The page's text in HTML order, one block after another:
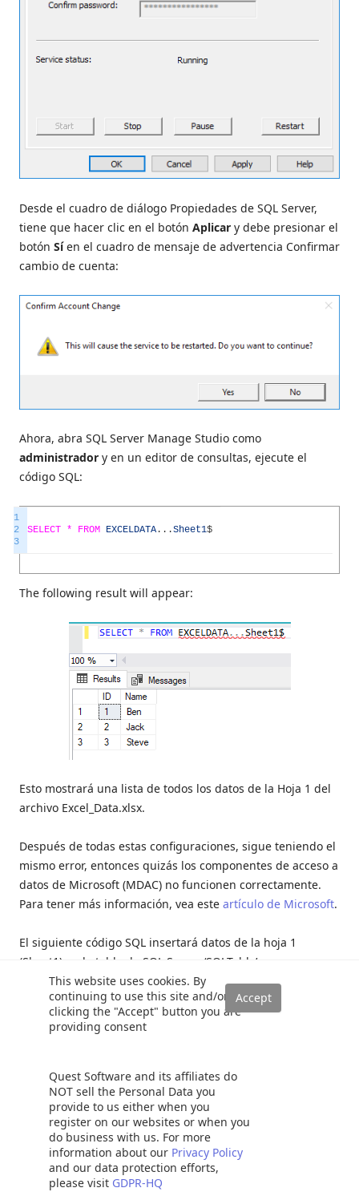
This website uses cookies. By
continuing to use this site and/or
clicking the "Accept" button you are
providing consent
Quest Software and its affiliates do
NOT sell the Personal Data you
provide to us either when you
register on our websites or when you
do business with us. For more
information about our Privacy Policy
and our data protection efforts,
please visit GDPR-HQ
Desde el cuadro de diálogo Propiedades de SQL Server,
tiene que hacer clic en el botón Aplicar y debe presionar el
botón Síen el cuadro de mensaje de advertencia Confirmar
cambio de cuenta:
Ahora, abra SQL Server Manage Studio como
administrador y en un editor de consultas, ejecute el
código SQL:
1
2
3
SELECT * FROM EXCELDATA . . .Sheet1$
The following result will appear:
Esto mostrará una lista de todos los datos de la Hoja 1 del
archivo Excel_Data.xlsx.
Después de todas estas configuraciones, sigue teniendo el
mismo error, entonces quizás los componentes de acceso a
datos de Microsoft (MDAC) no funcionen correctamente.
Para tener más información, vea este artículo de Microsoft.
El siguiente código SQL insertará datos de la hoja 1
(Sheet1) en la tabla de SQL Server ‘SQLTable’:
INSERTINTOdbo SQLTable (ID,Name)
SELECTID, NameFROMEXCELDATA
Al tratar de consultar la tabla SQLTable, aparecerá el
siguiente resultado: